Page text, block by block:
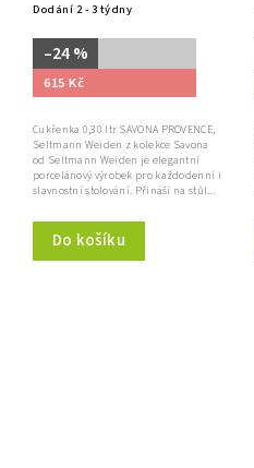
Dodání 2 - 3 týdny
–24 %
615 Kč
Do košíku
Cukřenka 0,30 ltr SAVONA PROVENCE,
Seltmann Weiden z kolekce Savona
od Seltmann Weiden je elegantní
porcelánový výrobek pro každodenní i
slavnostní stolování. Přináší na stůl...